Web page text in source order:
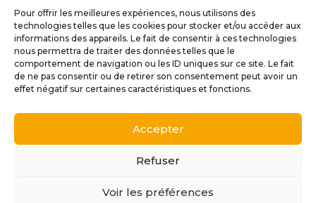
Pour offrir les meilleures expériences, nous utilisons des
technologies telles que les cookies pour stocker et/ou accéder aux
informations des appareils. Le fait de consentir à ces technologies
nous permettra de traiter des données telles que le
comportement de navigation ou les ID uniques sur ce site. Le fait
de ne pas consentir ou de retirer son consentement peut avoir un
effet négatif sur certaines caractéristiques et fonctions.
Accepter
Refuser
Voir les préférences
Pour tous renseignements supplémentaire sur
Docteur IT Ibos:
Contactez nous
Conception et réalisation: